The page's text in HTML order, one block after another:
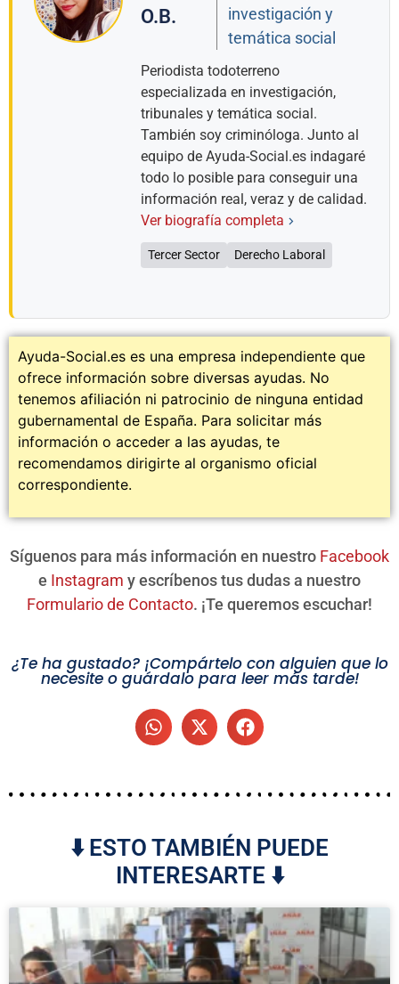
O.B.
investigación y
temática social
Periodista todoterreno
especializada en investigación,
tribunales y temática social.
También soy criminóloga. Junto al
equipo de Ayuda-Social.es indagaré
todo lo posible para conseguir una
información real, veraz y de calidad.
Ver biografía completa
Tercer Sector Derecho Laboral
Ayuda-Social.es es una empresa independiente que
ofrece información sobre diversas ayudas. No
tenemos afiliación ni patrocinio de ninguna entidad
gubernamental de España. Para solicitar más
información o acceder a las ayudas, te
recomendamos dirigirte al organismo oficial
correspondiente.
Síguenos para más información en nuestro Facebook
e Instagram y escríbenos tus dudas a nuestro
Formulario de Contacto. ¡Te queremos escuchar!
¿Te ha gustado? ¡Compártelo con alguien que lo
necesite o guárdalo para leer más tarde!
⬇️ ESTO TAMBIÉN PUEDE
INTERESARTE ⬇️